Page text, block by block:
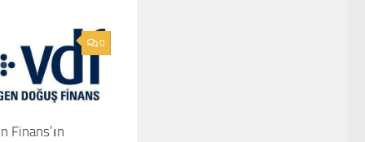
0
Finans’ın